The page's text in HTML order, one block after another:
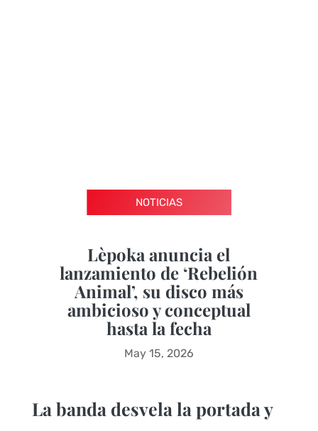
NOTICIAS
Lèpoka anuncia el
lanzamiento de ‘Rebelión
Animal’, su disco más
ambicioso y conceptual
hasta la fecha
May 15, 2026
La banda desvela la portada y